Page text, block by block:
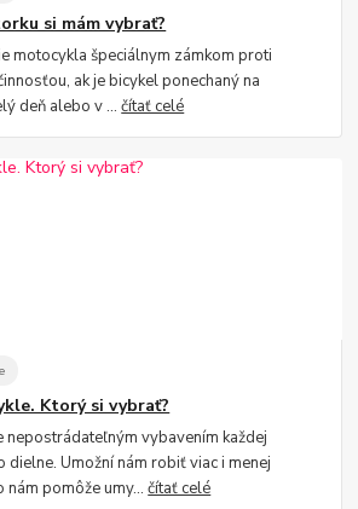
si mám vybrať?
motocykla špeciálnym zámkom proti
ak je bicykel ponechaný na
deň alebo v ...čítať celé
Ktorý si vybrať?
nepostrádateľným vybavením každej
dielne. Umožní nám robiť viac i menej
nám pomôže umy...čítať celé